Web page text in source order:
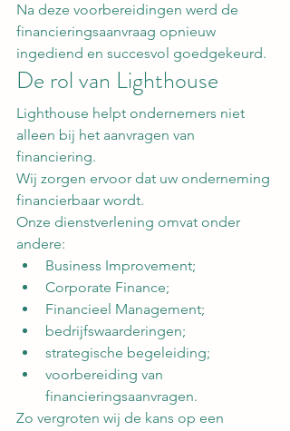
Na deze voorbereidingen werd de
financieringsaanvraag opnieuw
ingediend en succesvol goedgekeurd.
De rol van Lighthouse
Lighthouse helpt ondernemers niet
alleen bij het aanvragen van
financiering.
Wij zorgen ervoor dat uw onderneming
financierbaar wordt.
Onze dienstverlening omvat onder
andere:
Business Improvement;
Corporate Finance;
Financieel Management;
bedrijfswaarderingen;
strategische begeleiding;
voorbereiding van
financieringsaanvragen.
Zo vergroten wij de kans op een